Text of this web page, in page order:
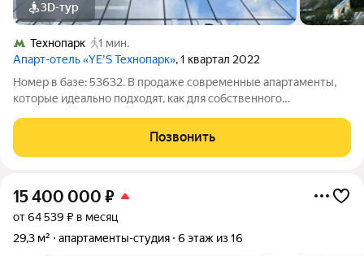
3D-тур
Технопарк
1 мин.
Апарт-отель «YE’S Технопарк», 1 квартал 2022
Номер в базе: 53632. В продаже современные апартаменты,
которые идеально подходят, как для собственного
договор с управляющей компанией). Главное преимущество:
заезжай и живи или сдавай и
Позвонить
15 400 000 ₽
от 64 539 ₽ в месяц
29,3 м²
апартаменты-студия 6 этаж из 16